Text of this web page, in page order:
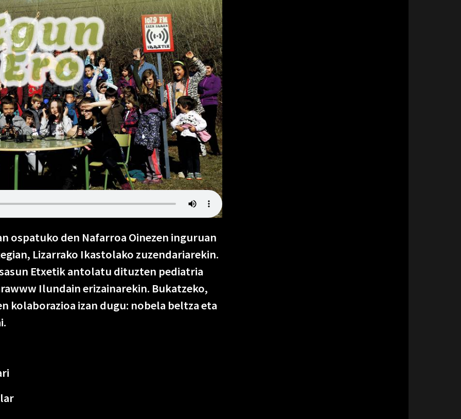
ospatuko den Nafarroa Oinezen inguruan
Lizarrako Ikastolako zuzendariarekin.
Etxetik antolatu dituzten pediatria
Ilundain erizainarekin. Bukatzeko,
kolaborazioa izan dugu: nobela beltza eta